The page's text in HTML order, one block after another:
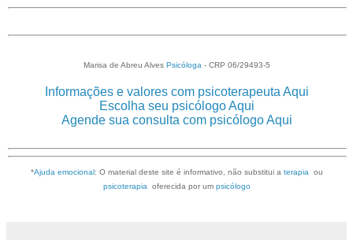
Marisa de Abreu Alves Psicóloga- CRP 06/29493-5
Informações e valores com psicoterapeuta Aqui
Escolha seu psicólogo Aqui
Agende sua consulta com psicólogo Aqui
*Ajuda emocional: O material deste site é informativo, não substitui a terapia
ou
psicoterapia
oferecida por um psicólogo